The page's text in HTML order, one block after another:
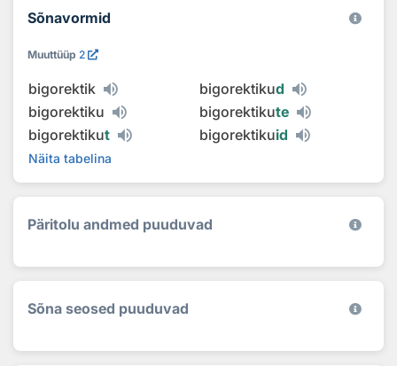
Sõnavormid
Muuttüüp 2
bigorektik bigorektikud
bigorektiku
bigorektikute
bigorektikut bigorektikuid
Näita tabelina
Päritolu andmed puuduvad
Sõna seosed puuduvad